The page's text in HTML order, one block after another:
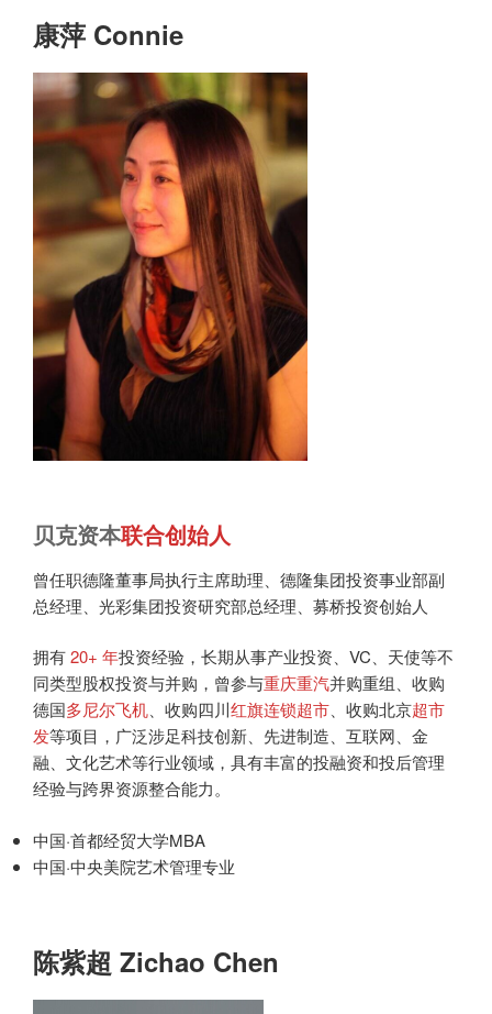
康萍 Connie
贝克资本联合创始人
曾任职德隆董事局执行主席助理、德隆集团投资事业部副
总经理、光彩集团投资研究部总经理、募桥投资创始人
拥有20+ 年投资经验，长期从事产业投资、VC、天使等不
同类型股权投资与并购，曾参与重庆重汽并购重组、收购
德国多尼尔飞机、收购四川红旗连锁超市、收购北京超市
发等项目，广泛涉足科技创新、先进制造、互联网、金
融、文化艺术等行业领域，具有丰富的投融资和投后管理
经验与跨界资源整合能力。
中国·首都经贸大学MBA
中国·中央美院艺术管理专业
陈紫超 Zichao Chen